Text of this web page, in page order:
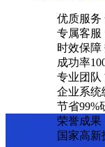
优质服务
专属客服
时效保障
成功率
专业团队
企业系统
节省99%
荣誉成果
国家高新